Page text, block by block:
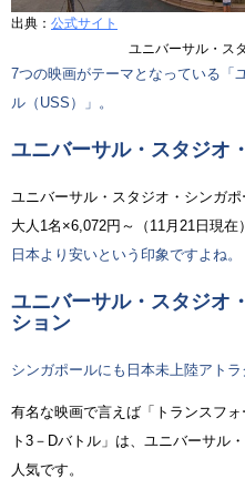
出典： 公式サイト
ユニバーサル・ス
7つの映画がテーマとなっている「
ル（USS）」。
ユニバーサル・スタジオ
ユニバーサル・スタジオ・シンガ
大人1名×6,072円～（11月21日現在）
日本より安いという印象ですよね。
ユニバーサル・スタジオ
ション
シンガポールにも日本未上陸アトラ
有名な映画で言えば「トランスフ
ト3－Dバトル」は、ユニバーサル
人気です。